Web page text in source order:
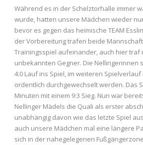
Während es in der Schelztorhalle immer
wurde, hatten unsere Mädchen wieder
bevor es gegen das heimische TEAM
der Vorbereitung trafen beide
Trainingsspiel aufeinander, auch hier traf
unbekannten Gegner. Die Nellingerinnen
4:0 Lauf ins Spiel, im weiteren
ordentlich durchgewechselt werden. Das
Minuten mit einem 9:3 Sieg. Nun war
Nellinger Mädels die Quali als erster
unabhängig davon wie das letzte Spiel
auch unsere Mädchen mal eine längere
sich in der nahegelegenen